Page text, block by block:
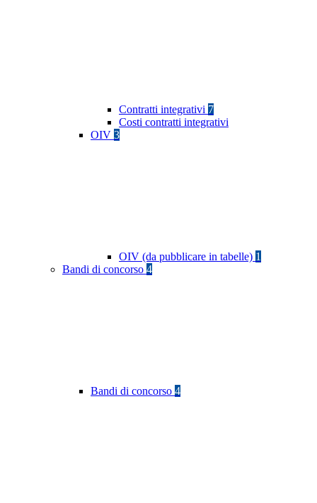
Contratti integrativi 7
Costi contratti integrativi
OIV 3
OIV (da pubblicare in tabelle) 1
Bandi di concorso 4
Bandi di concorso 4